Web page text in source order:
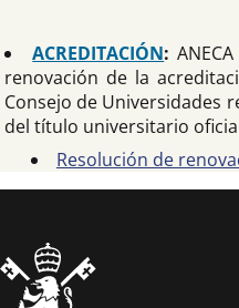
ACREDITACIÓN:
renovación de la
Consejo de Universidades
del título universitario
Resolución de